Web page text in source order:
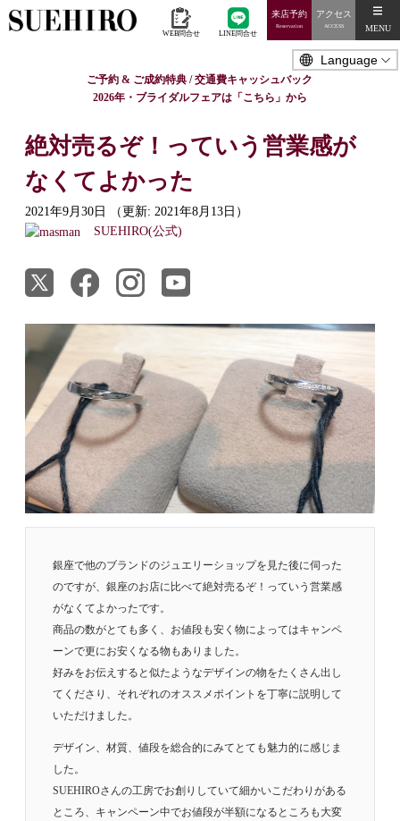
WEB問合せ LINE問合せ
来店予約
Reservation
アクセス
ACCESS MENU
ご予約 & ご成約特典 / 交通費キャッシュバック
2026年・ブライダルフェアは「こちら」から
絶対売るぞ！っていう営業感が
なくてよかった
2021年9月30日
（更新: 2021年8月13日）
SUEHIRO(公式)
銀座で他のブランドのジュエリーショップを見た後に伺った
のですが、銀座のお店に比べて絶対売るぞ！っていう営業感
がなくてよかったです。
商品の数がとても多く、お値段も安く物によってはキャンペ
ーンで更にお安くなる物もありました。
好みをお伝えすると似たようなデザインの物をたくさん出し
てくださり、それぞれのオススメポイントを丁寧に説明して
いただけました。
デザイン、材質、値段を総合的にみてとても魅力的に感じま
した。
SUEHIROさんの工房でお創りしていて細かいこだわりがある
ところ、キャンペーン中でお値段が半額になるところも大変